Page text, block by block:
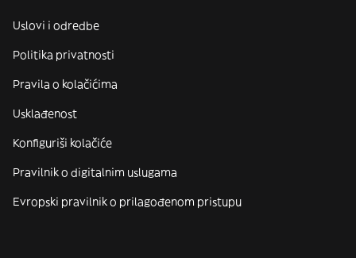
Uslovi i odredbe
Politika privatnosti
Pravila o kolačićima
Usklađenost
Konfiguriši kolačiće
Pravilnik o digitalnim uslugama
Evropski pravilnik o prilagođenom pristupu